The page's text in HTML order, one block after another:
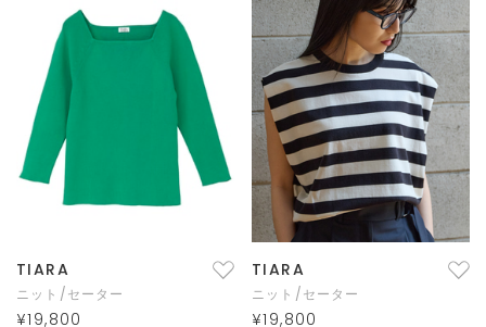
TIARA
ニット/セーター
¥19,800
TIARA
ニット/セーター
¥19,800